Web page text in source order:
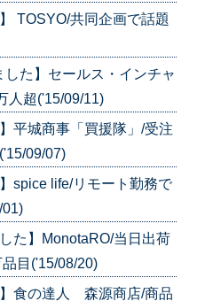
TOSYO/共同企画で話題
した】セールス・インチャ
人超('15/09/11)
平城商事「買援隊」/受注
09/07)
spice life/リモート勤務で
た】MonotaRO/当日出荷
目('15/08/20)
】食の達人 森源商店/商品